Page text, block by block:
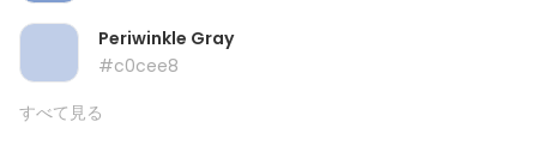
Periwinkle Gray
#c0cee8
すべて見る